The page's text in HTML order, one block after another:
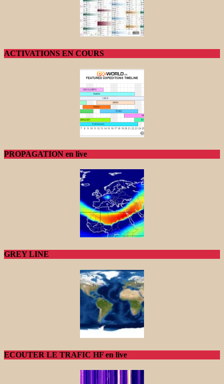
ACTIVATIONS EN COURS
PROPAGATION en live
GREY LINE
ECOUTER LE TRAFIC HF en live